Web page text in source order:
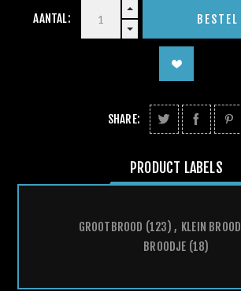
AANTAL:
SHARE:
PRODUCT LABELS
GROOTBROOD (123) , KLEIN BROOD
BROODJE (18)